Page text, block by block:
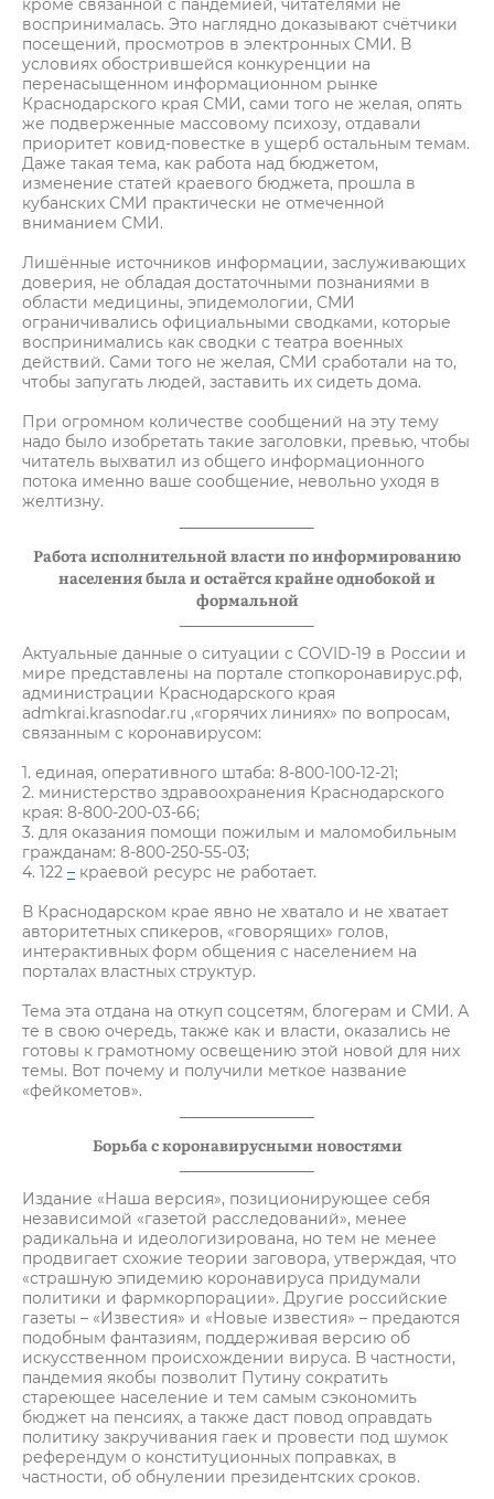
кроме связанной с пандемией, читателями не
воспринималась. Это наглядно доказывают счётчики
посещений, просмотров в электронных СМИ. В
условиях обострившейся конкуренции на
перенасыщенном информационном рынке
Краснодарского края СМИ, сами того не желая, опять
же подверженные массовому психозу, отдавали
приоритет ковид-повестке в ущерб остальным темам.
Даже такая тема, как работа над бюджетом,
изменение статей краевого бюджета, прошла в
кубанских СМИ практически не отмеченной
вниманием СМИ.
Лишённые источников информации, заслуживающих
доверия, не обладая достаточными познаниями в
области медицины, эпидемологии, СМИ
ограничивались официальными сводками, которые
воспринимались как сводки с театра военных
действий. Сами того не желая, СМИ сработали на то,
чтобы запугать людей, заставить их сидеть дома.
При огромном количестве сообщений на эту тему
надо было изобретать такие заголовки, превью, чтобы
читатель выхватил из общего информационного
потока именно ваше сообщение, невольно уходя в
желтизну.
Работа исполнительной власти по информированию
населения была и остаётся крайне однобокой и
формальной
Актуальные данные о ситуации с COVID-19 в России и
мире представлены на портале стопкоронавирус.рф,
администрации Краснодарского края
admkrai.krasnodar.ru ,«горячих линиях» по вопросам,
связанным с коронавирусом:
1. единая, оперативного штаба: 8-800-100-12-21;
2. министерство здравоохранения Краснодарского
края: 8-800-200-03-66;
3. для оказания помощи пожилым и маломобильным
гражданам: 8-800-250-55-03;
4. 122 – краевой ресурс не работает.
В Краснодарском крае явно не хватало и не хватает
авторитетных спикеров, «говорящих» голов,
интерактивных форм общения с населением на
порталах властных структур.
Тема эта отдана на откуп соцсетям, блогерам и СМИ. А
те в свою очередь, также как и власти, оказались не
готовы к грамотному освещению этой новой для них
темы. Вот почему и получили меткое название
«фейкометов».
Борьба с коронавирусными новостями
Издание «Наша версия», позиционирующее себя
независимой «газетой расследований», менее
радикальна и идеологизирована, но тем не менее
продвигает схожие теории заговора, утверждая, что
«страшную эпидемию коронавируса придумали
политики и фармкорпорации». Другие российские
газеты – «Известия» и «Новые известия» – предаются
подобным фантазиям, поддерживая версию об
искусственном происхождении вируса. В частности,
пандемия якобы позволит Путину сократить
стареющее население и тем самым сэкономить
бюджет на пенсиях, а также даст повод оправдать
политику закручивания гаек и провести под шумок
референдум о конституционных поправках, в
частности, об обнулении президентских сроков.